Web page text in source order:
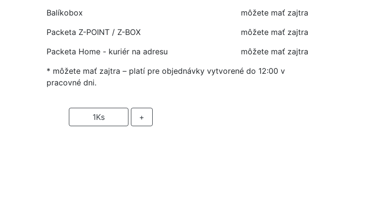
Balíkobox
môžete mať zajtra
Packeta Z-POINT / Z-BOX
môžete mať zajtra
Packeta Home - kuriér na adresu
môžete mať zajtra
* môžete mať zajtra – platí pre objednávky vytvorené do 12:00 v
pracovné dni.
1Ks +